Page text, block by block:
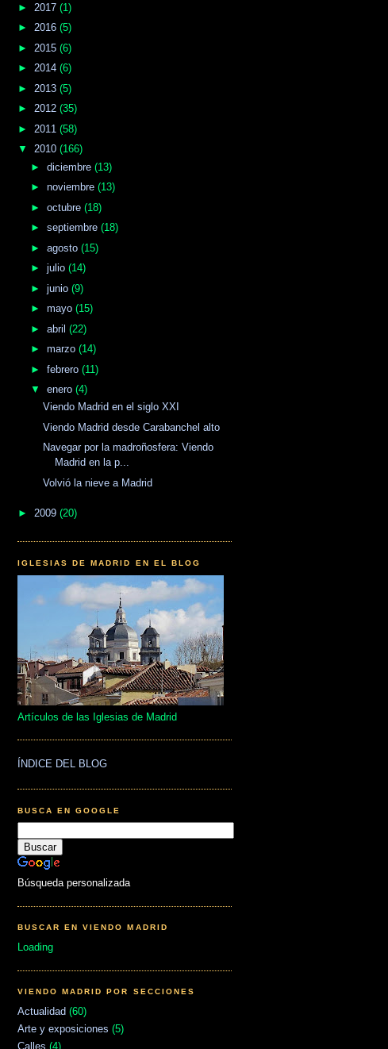
► 2017 (1)
► 2016 (5)
► 2015 (6)
► 2014 (6)
► 2013 (5)
► 2012 (35)
► 2011 (58)
▼ 2010 (166)
► diciembre (13)
► noviembre (13)
► octubre (18)
► septiembre (18)
► agosto (15)
► julio (14)
► junio (9)
► mayo (15)
► abril (22)
► marzo (14)
► febrero (11)
▼ enero (4)
Viendo Madrid en el siglo XXI
Viendo Madrid desde Carabanchel alto
Navegar por la madroñosfera: Viendo
Madrid en la p...
Volvió la nieve a Madrid
► 2009 (20)
IGLESIAS DE MADRID EN EL BLOG
Artículos de las Iglesias de Madrid
ÍNDICE DEL BLOG
BUSCA EN GOOGLE
Búsqueda personalizada
BUSCAR EN VIENDO MADRID
Loading
VIENDO MADRID POR SECCIONES
Actualidad (60)
Arte y exposiciones (5)
Calles (4)